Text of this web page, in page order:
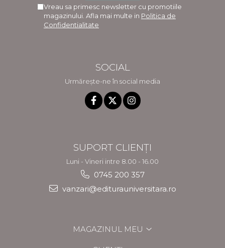
Vreau sa primesc newsletter cu promotiile
magazinului. Afla mai multe in Politica de
Confidentialitate
SOCIAL
Urmărește-ne în social media
SUPORT CLIENȚI
Luni - Vineri intre 8.00 - 16.00
0745 200 357
vanzari@editurauniversitara.ro
MAGAZINUL MEU